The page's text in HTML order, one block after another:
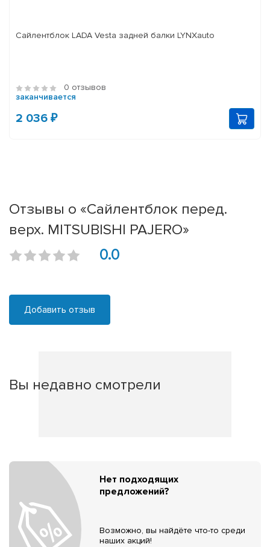
Сайлентблок LADA Vesta задней балки LYNXauto
0 отзывов
заканчивается
2 036 ₽
Отзывы о «Сайлентблок перед.
верх. MITSUBISHI PAJERO»
0.0
Добавить отзыв
Вы недавно смотрели
Нет подходящих
предложений?
Возможно, вы найдёте что-то среди
наших акций!